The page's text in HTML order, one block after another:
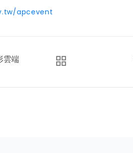
apcevent
雲端